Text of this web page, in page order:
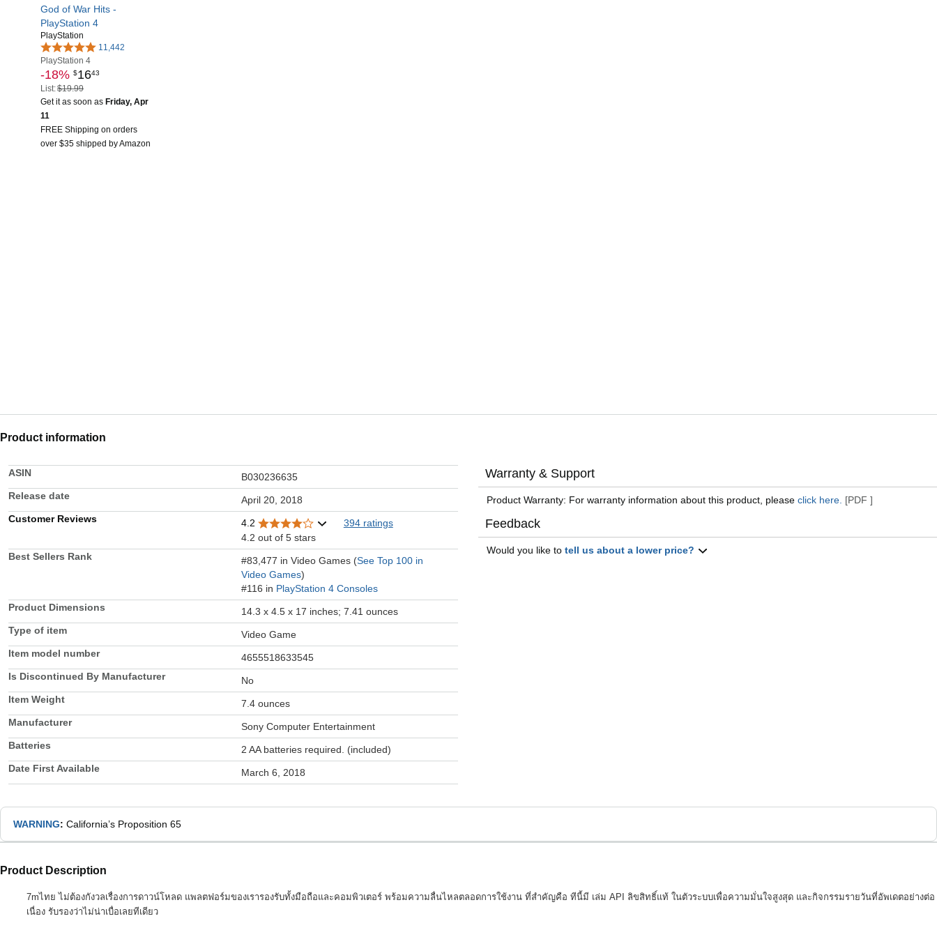
God of War Hits -
PlayStation 4
PlayStation
11,442
PlayStation 4
-18% $1643
List:$19.99
Get it as soon as Friday, Apr
11
FREE Shipping on orders
over $35 shipped by Amazon
Product information
ASIN
B030236635
Release date
April 20, 2018
Customer Reviews
4.2
394 ratings
4.2 out of 5 stars
Best Sellers Rank
#83,477 in Video Games (See Top 100 in
Video Games)
#116 in PlayStation 4 Consoles
Product Dimensions
14.3 x 4.5 x 17 inches; 7.41 ounces
Type of item
Video Game
Item model number
4655518633545
Is Discontinued By Manufacturer
No
Item Weight
7.4 ounces
Manufacturer
Sony Computer Entertainment
Batteries
2 AA batteries required. (included)
Date First Available
March 6, 2018
Warranty & Support
Product Warranty: For warranty information about this product, pleaseclick here. [PDF ]
Feedback
Would you like totell us about a lower price?
WARNING: California’s Proposition 65
Product Description
7mไทย ไม่ต้องกังวลเรื่องการดาวน์โหลด แพลตฟอร์มของเรารองรับทั้งมือถือและคอมพิวเตอร์ พร้อมความลื่นไหลตลอดการใช้งาน ที่สำคัญคือ ทีนี้มี เล่ม API ลิขสิทธิ์แท้ ในตัวระบบเพื่อความมั่นใจสูงสุด และกิจกรรมรายวันที่อัพเดตอย่างต่อ
เนื่อง รับรองว่าไม่น่าเบื่อเลยทีเดียว